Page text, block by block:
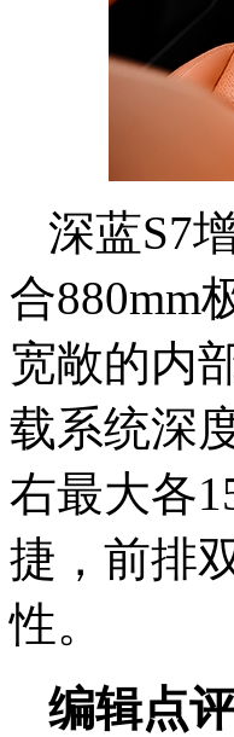
深蓝S7
合880mm
宽敞的内
载系统深
右最大各
捷，前排
性。
编辑点评